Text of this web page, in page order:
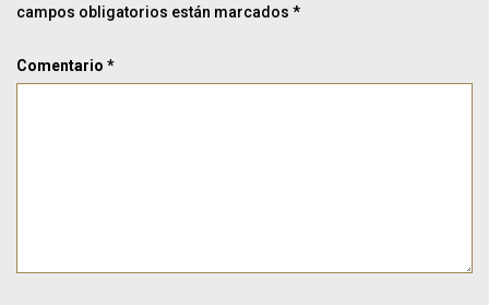
campos obligatorios están marcados *
Comentario *